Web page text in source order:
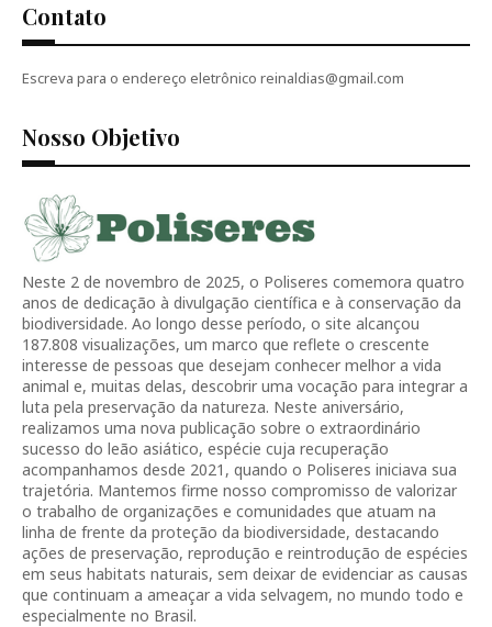
Contato
Escreva para o endereço eletrônico reinaldias@gmail.com
Nosso Objetivo
Neste 2 de novembro de 2025, o Poliseres comemora quatro
anos de dedicação à divulgação científica e à conservação da
biodiversidade. Ao longo desse período, o site alcançou
187.808 visualizações, um marco que reflete o crescente
interesse de pessoas que desejam conhecer melhor a vida
animal e, muitas delas, descobrir uma vocação para integrar a
luta pela preservação da natureza. Neste aniversário,
realizamos uma nova publicação sobre o extraordinário
sucesso do leão asiático, espécie cuja recuperação
acompanhamos desde 2021, quando o Poliseres iniciava sua
trajetória. Mantemos firme nosso compromisso de valorizar
o trabalho de organizações e comunidades que atuam na
linha de frente da proteção da biodiversidade, destacando
ações de preservação, reprodução e reintrodução de espécies
em seus habitats naturais, sem deixar de evidenciar as causas
que continuam a ameaçar a vida selvagem, no mundo todo e
especialmente no Brasil.